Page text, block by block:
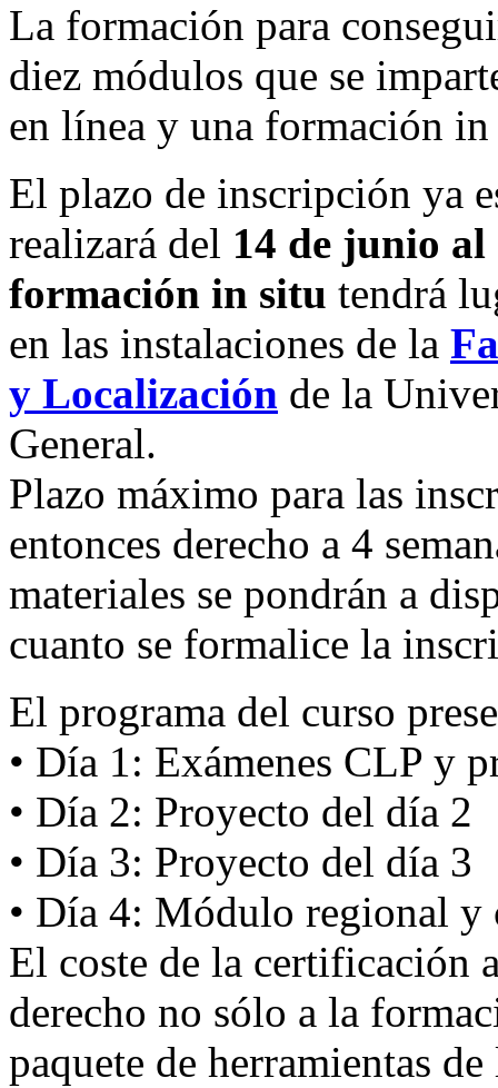
La formación para
diez módulos que se
en línea y una formación
El plazo de inscripción ya
realizará del 14 de junio
formación in situ tendrá
en las instalaciones de la
y Localización de la
General.
Plazo máximo para las
entonces derecho a 4
materiales se pondrán a
cuanto se formalice la
El programa del curso
• Día 1: Exámenes CLP y
• Día 2: Proyecto del día 2
• Día 3: Proyecto del día 3
• Día 4: Módulo regional y
El coste de la certificación
derecho no sólo a la
paquete de herramientas